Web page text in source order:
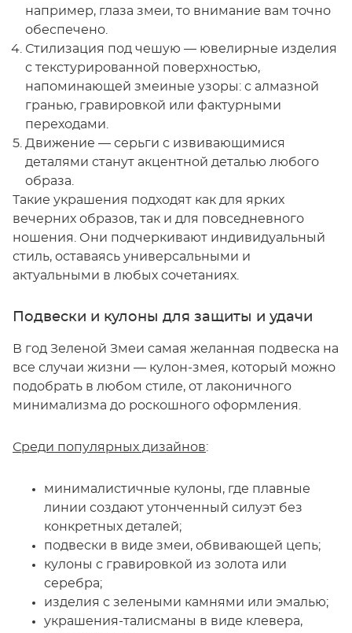
например, глаза змеи, то внимание вам точно
обеспечено.
Стилизация под чешую — ювелирные изделия
с текстурированной поверхностью,
напоминающей змеиные узоры: с алмазной
гранью, гравировкой или фактурными
переходами.
Движение — серьги с извивающимися
деталями станут акцентной деталью любого
образа.
Такие украшения подходят как для ярких
вечерних образов, так и для повседневного
ношения. Они подчеркивают индивидуальный
стиль, оставаясь универсальными и
актуальными в любых сочетаниях.
Подвески и кулоны для защиты и удачи
В год Зеленой Змеи самая желанная подвеска на
все случаи жизни — кулон-змея, который можно
подобрать в любом стиле, от лаконичного
минимализма до роскошного оформления.
Среди популярных дизайнов:
минималистичные кулоны, где плавные
линии создают утонченный силуэт без
конкретных деталей;
подвески в виде змеи, обвивающей цепь;
кулоны с гравировкой из золота или
серебра;
изделия с зелеными камнями или эмалью;
украшения-талисманы в виде клевера,